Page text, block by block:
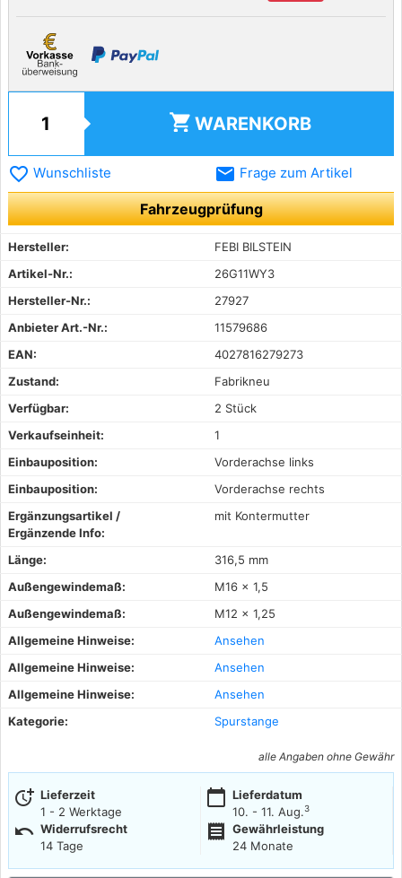
shopping_cart WARENKORB
favorite_border Wunschliste email Frage zum Artikel
Fahrzeugprüfung
Hersteller:
FEBI BILSTEIN
Artikel-Nr.:
26G11WY3
Hersteller-Nr.:
27927
Anbieter Art.-Nr.:
11579686
EAN:
4027816279273
Zustand:
Fabrikneu
Verfügbar:
2 Stück
Verkaufseinheit:
1
Einbauposition:
Vorderachse links
Einbauposition:
Vorderachse rechts
Ergänzungsartikel /
Ergänzende Info:
mit Kontermutter
Länge:
316,5 mm
Außengewindemaß:
M16 x 1,5
Außengewindemaß:
M12 x 1,25
Allgemeine Hinweise:
Ansehen
Allgemeine Hinweise:
Ansehen
Allgemeine Hinweise:
Ansehen
Kategorie:
Spurstange
alle Angaben ohne Gewähr
more_time Lieferzeit
1 - 2 Werktage
calendar_today Lieferdatum
10. - 11. Aug.3
undo Widerrufsrecht
14 Tage
receipt
Gewährleistung
24 Monate